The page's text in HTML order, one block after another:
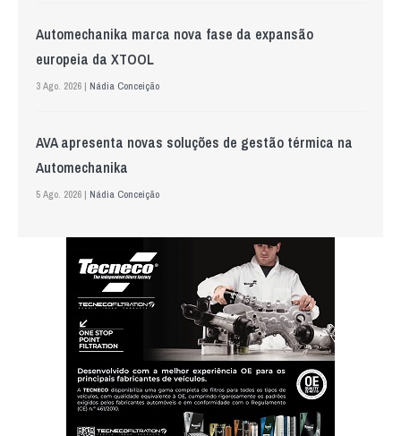
Automechanika marca nova fase da expansão
europeia da XTOOL
3 Ago. 2026 | Nádia Conceição
AVA apresenta novas soluções de gestão térmica na
Automechanika
5 Ago. 2026 | Nádia Conceição